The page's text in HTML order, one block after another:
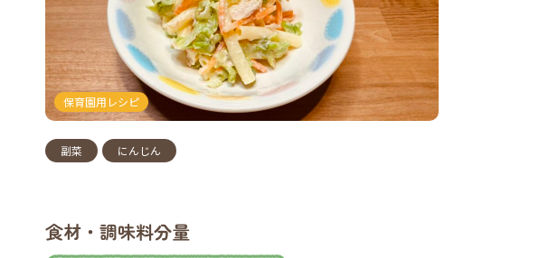
保育園用レシピ
副菜 にんじん
食材・調味料分量